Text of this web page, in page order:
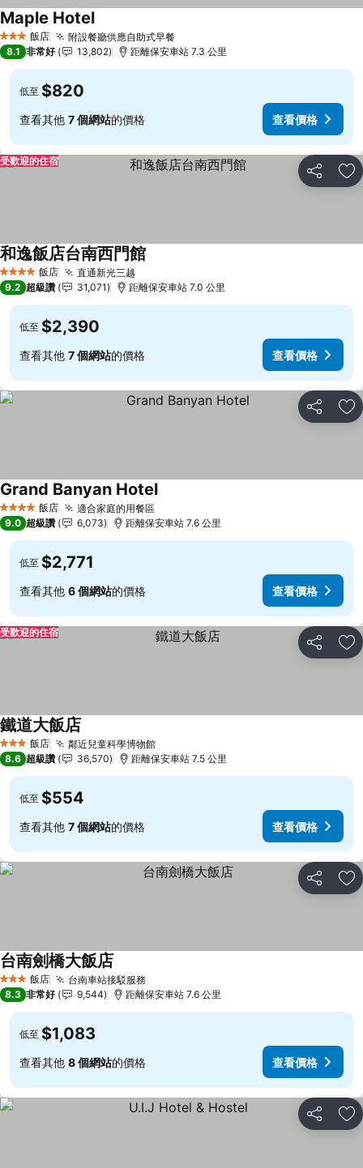
3 星級 飯店 附設餐廳供應自助式早餐
Maple Hotel
8.1 非常好 13,802 距離保安車站 7.3 公里
低至 $820
查看其他 7 個網站的價格 查看價格
分享 加
受歡迎的住宿
4 星級 飯店 直通新光三越
和逸飯店台南西門館
9.2 超級讚 31,071 距離保安車站 7.0 公里
低至 $2,390
查看其他 7 個網站的價格 查看價格
分享 加
4 星級 飯店 適合家庭的用餐區
Grand Banyan Hotel
9.0 超級讚 6,073 距離保安車站 7.6 公里
低至 $2,771
查看其他 6 個網站的價格 查看價格
分享 加
受歡迎的住宿
3 星級 飯店 鄰近兒童科學博物館
鐵道大飯店
8.6 超級讚 36,570 距離保安車站 7.5 公里
低至 $554
查看其他 7 個網站的價格 查看價格
分享 加
3 星級 飯店 台南車站接駁服務
台南劍橋大飯店
8.3 非常好 9,544 距離保安車站 7.6 公里
低至 $1,083
查看其他 8 個網站的價格 查看價格
分享 加